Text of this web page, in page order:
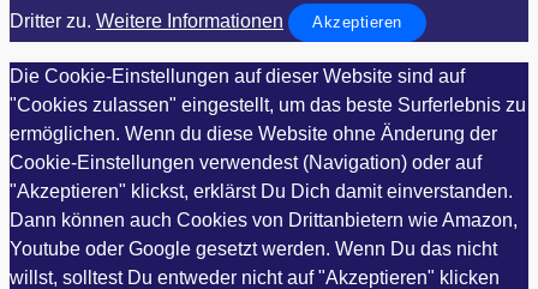
Dritter zu. Weitere Informationen Akzeptieren
Die Cookie-Einstellungen auf dieser Website sind auf
"Cookies zulassen" eingestellt, um das beste Surferlebnis zu
ermöglichen. Wenn du diese Website ohne Änderung der
Cookie-Einstellungen verwendest (Navigation) oder auf
"Akzeptieren" klickst, erklärst Du Dich damit einverstanden.
Dann können auch Cookies von Drittanbietern wie Amazon,
Youtube oder Google gesetzt werden. Wenn Du das nicht
willst, solltest Du entweder nicht auf "Akzeptieren" klicken